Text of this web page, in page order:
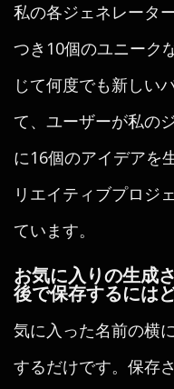
私の各ジェネレータ
つき10個のユニーク
じて何度でも新しい
て、ユーザーが私の
に16個のアイデアを
リエイティブプロジ
ています。
お気に入りの生成
後で保存するには
気に入った名前の横
するだけです。保存